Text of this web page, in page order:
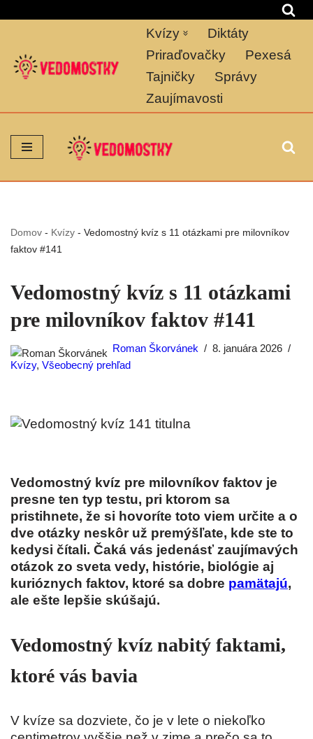
na
obsah
Kvízy
Diktáty
Priraďovačky
Pexesá
Tajničky
Správy
Zaujímavosti
Domov - Kvízy - Vedomostný kvíz s 11 otázkami pre milovníkov
faktov #141
Vedomostný kvíz s 11 otázkami
pre milovníkov faktov #141
Roman Škorvánek
8. januára 2026
Kvízy, Všeobecný prehľad
Vedomostný kvíz pre milovníkov faktov je
presne ten typ testu, pri ktorom sa
pristihnete, že si hovoríte toto viem určite a o
dve otázky neskôr už premýšľate, kde ste to
kedysi čítali. Čaká vás jedenásť zaujímavých
otázok zo sveta vedy, histórie, biológie aj
kurióznych faktov, ktoré sa dobre pamätajú,
ale ešte lepšie skúšajú.
Vedomostný kvíz nabitý faktami,
ktoré vás bavia
V kvíze sa dozviete, čo je v lete o niekoľko